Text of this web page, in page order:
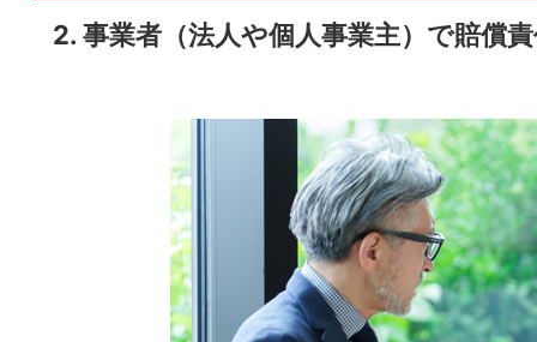
事業者（法人や個人事業主）で賠償